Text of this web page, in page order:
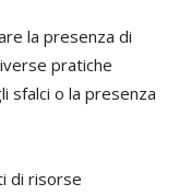
la presenza di
pratiche
sfalci o la presenza
di risorse